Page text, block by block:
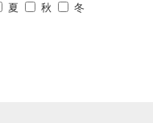
夏 秋 冬